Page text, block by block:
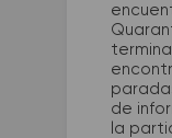
de
la